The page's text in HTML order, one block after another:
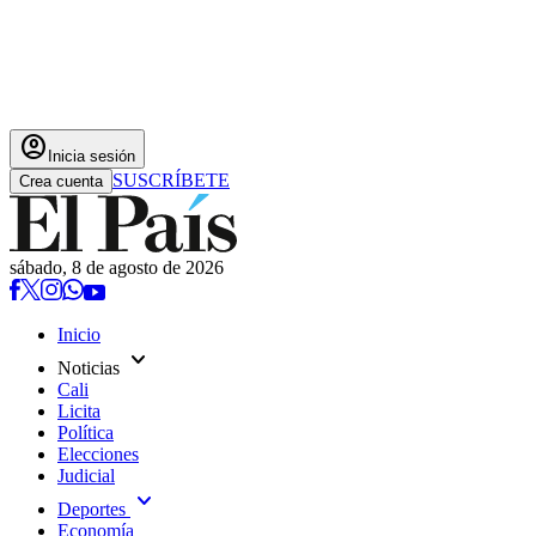
account_circle Inicia sesión
Crea cuenta SUSCRÍBETE
sábado, 8 de agosto de 2026
Inicio
Noticias expand_more
Cali
Licita
Política
Elecciones
Judicial
Deportes expand_more
Economía